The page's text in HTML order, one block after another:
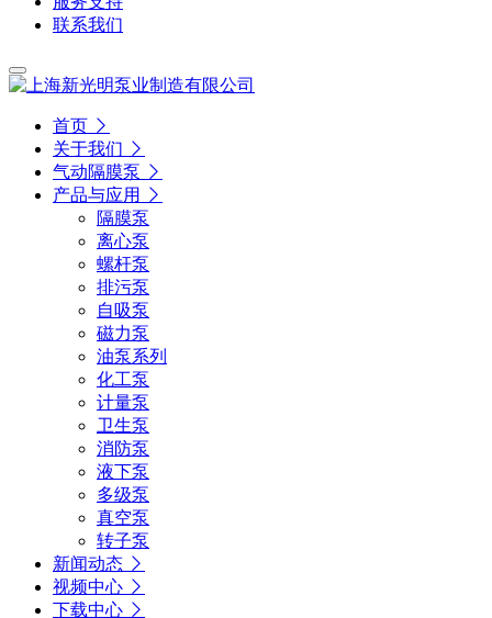
联系我们
首页
关于我们
气动隔膜泵
产品与应用
隔膜泵
离心泵
螺杆泵
排污泵
自吸泵
磁力泵
油泵系列
化工泵
计量泵
卫生泵
消防泵
液下泵
多级泵
真空泵
转子泵
新闻动态
视频中心
下载中心